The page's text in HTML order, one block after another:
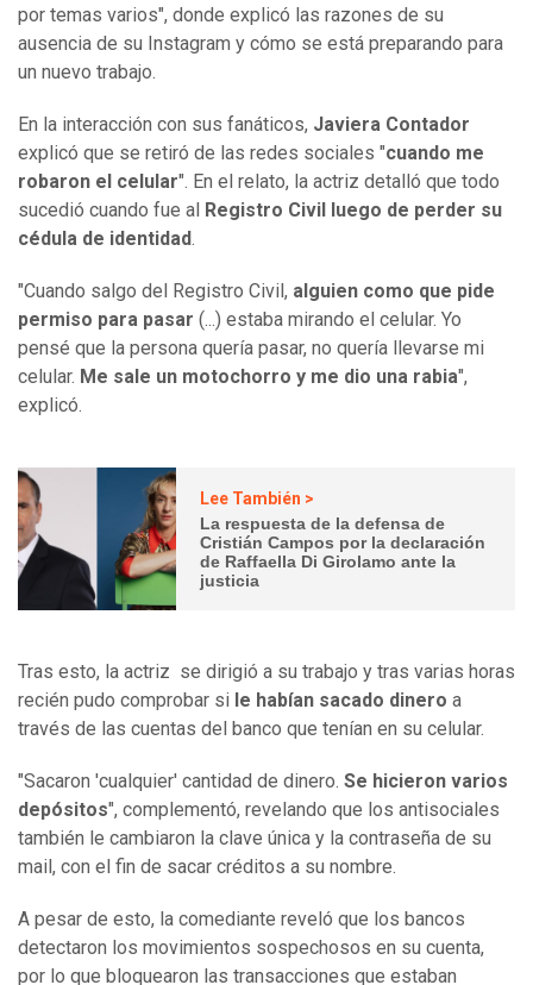
por temas varios", donde explicó las razones de su
ausencia de su Instagram y cómo se está preparando para
un nuevo trabajo.
En la interacción con sus fanáticos, Javiera Contador
explicó que se retiró de las redes sociales "cuando me
robaron el celular". En el relato, la actriz detalló que todo
sucedió cuando fue al Registro Civil luego de perder su
cédula de identidad.
"Cuando salgo del Registro Civil, alguien como que pide
permiso para pasar (...) estaba mirando el celular. Yo
pensé que la persona quería pasar, no quería llevarse mi
celular. Me sale un motochorro y me dio una rabia",
explicó.
Lee También >
La respuesta de la defensa de
Cristián Campos por la declaración
de Raffaella Di Girolamo ante la
justicia
Tras esto, la actriz se dirigió a su trabajo y tras varias horas
recién pudo comprobar si le habían sacado dinero a
través de las cuentas del banco que tenían en su celular.
"Sacaron 'cualquier' cantidad de dinero. Se hicieron varios
depósitos", complementó, revelando que los antisociales
también le cambiaron la clave única y la contraseña de su
mail, con el fin de sacar créditos a su nombre.
A pesar de esto, la comediante reveló que los bancos
detectaron los movimientos sospechosos en su cuenta,
por lo que bloquearon las transacciones que estaban